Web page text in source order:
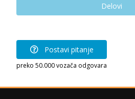
Delovi
Postavi pitanje
preko 50.000 vozača odgovara